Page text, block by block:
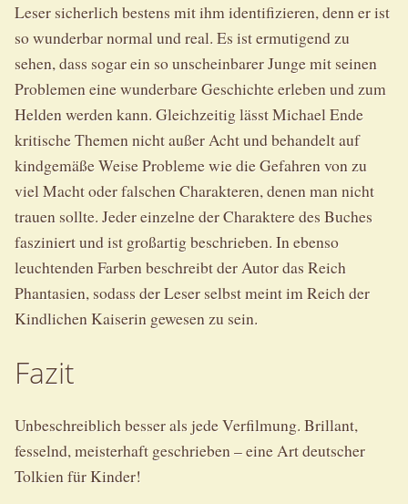
Leser sicherlich bestens mit ihm identifizieren, denn er ist
so wunderbar normal und real. Es ist ermutigend zu
sehen, dass sogar ein so unscheinbarer Junge mit seinen
Problemen eine wunderbare Geschichte erleben und zum
Helden werden kann. Gleichzeitig lässt Michael Ende
kritische Themen nicht außer Acht und behandelt auf
kindgemäße Weise Probleme wie die Gefahren von zu
viel Macht oder falschen Charakteren, denen man nicht
trauen sollte. Jeder einzelne der Charaktere des Buches
fasziniert und ist großartig beschrieben. In ebenso
leuchtenden Farben beschreibt der Autor das Reich
Phantasien, sodass der Leser selbst meint im Reich der
Kindlichen Kaiserin gewesen zu sein.
Fazit
Unbeschreiblich besser als jede Verfilmung. Brillant,
fesselnd, meisterhaft geschrieben – eine Art deutscher
Tolkien für Kinder!